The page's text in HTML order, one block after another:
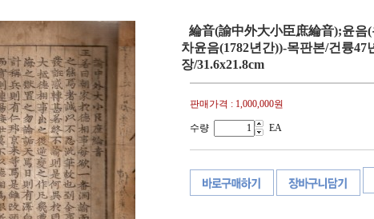
綸音(諭中外大小臣庶綸音);윤음
차윤음(1782년간))-목판본/건륭47
장/31.6x21.8cm
판매가격 : 1,000,000원
수량 EA